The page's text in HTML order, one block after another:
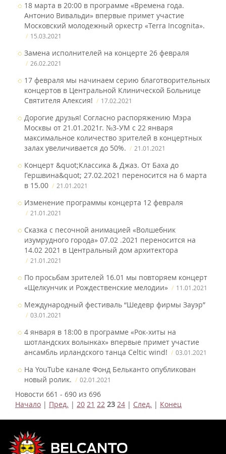
18 марта в 20:00 в программе «Времена года.
Антонио Вивальди» впервые примет участие
Московский молодежный оркестр «Terra Incognita».
15.03.2021
Замена исполнителей на концерте 26 февраля
26.02.2021
17 февраля мы начинаем серию благотворительных
концертов в Центральной Клинической Больнице
Святителя Алексия!
17.02.2021
Дорогие друзья! Согласно распоряжению Мэра
Москвы от 21.01.2021г. №3-УМ с 22 января
максимальное количество зрителей в концертных
залах увеличивается до 50%.
21.01.2021
Концерт &quot;Классика & Джаз. От Баха до
Гершвина&quot; 27.02.2021 переносится на 6 марта
в 15.00
21.01.2021
Изменение программы концерта 12 февраля
21.01.2021
Сказка с песочной анимацией «Волшебник
изумрудного города» 07.02 .2021 переносится на
14.02 2021 в Центральный дом архитектора
21.01.2021
По просьбам зрителей 16.01 мы повторяем концерт
«Щелкунчик и Рождественские мелодии»
11.01.2021
Международный фестиваль “Шедевр фирмы Зауэр”
03.01.2021
4 января в 18:00 в программе «Рок-хиты на
шотландских волынках» впервые примет участие
ансамбль ирландского танца Celtic wind!
03.01.2021
На YouTube канале Фонд Бельканто опубликован
новый ролик.
02.01.2021
Новости 661 - 690 из 696
Начало | Пред. | 20 21 22 23 24 | След. | Конец